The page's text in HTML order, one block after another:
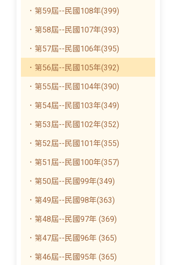
．第59屆--民國108年(399)
．第58屆--民國107年(393)
．第57屆--民國106年(395)
．第56屆--民國105年(392)
．第55屆--民國104年(390)
．第54屆--民國103年(349)
．第53屆--民國102年(352)
．第52屆--民國101年(355)
．第51屆--民國100年(357)
．第50屆--民國99年(349)
．第49屆--民國98年(363)
．第48屆--民國97年 (369)
．第47屆--民國96年 (365)
．第46屆--民國95年 (365)